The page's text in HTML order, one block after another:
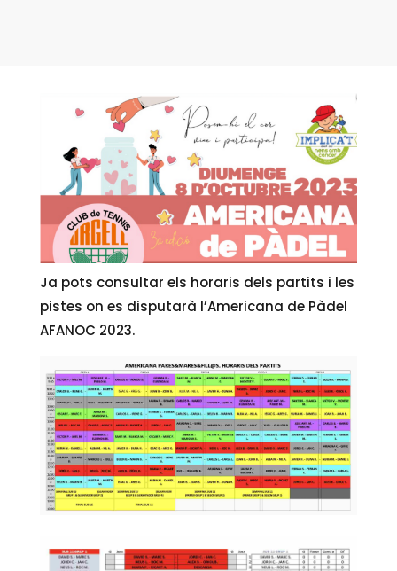
Ja pots consultar els horaris dels partits i les
pistes on es disputarà l’Americana de Pàdel
AFANOC 2023.